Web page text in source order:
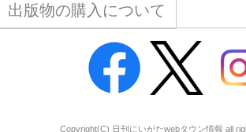
出版物の購入について
Copyright(C) 日刊にいがたwebタウン情報 all